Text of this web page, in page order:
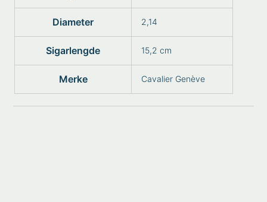
Diameter 2,14
Sigarlengde 15,2 cm
Merke Cavalier Genève